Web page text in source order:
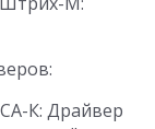
К: Драйвер